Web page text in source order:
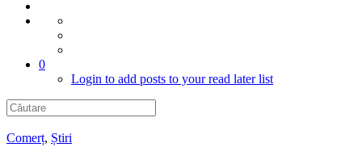
0
Login to add posts to your read later list
Comerț, Știri